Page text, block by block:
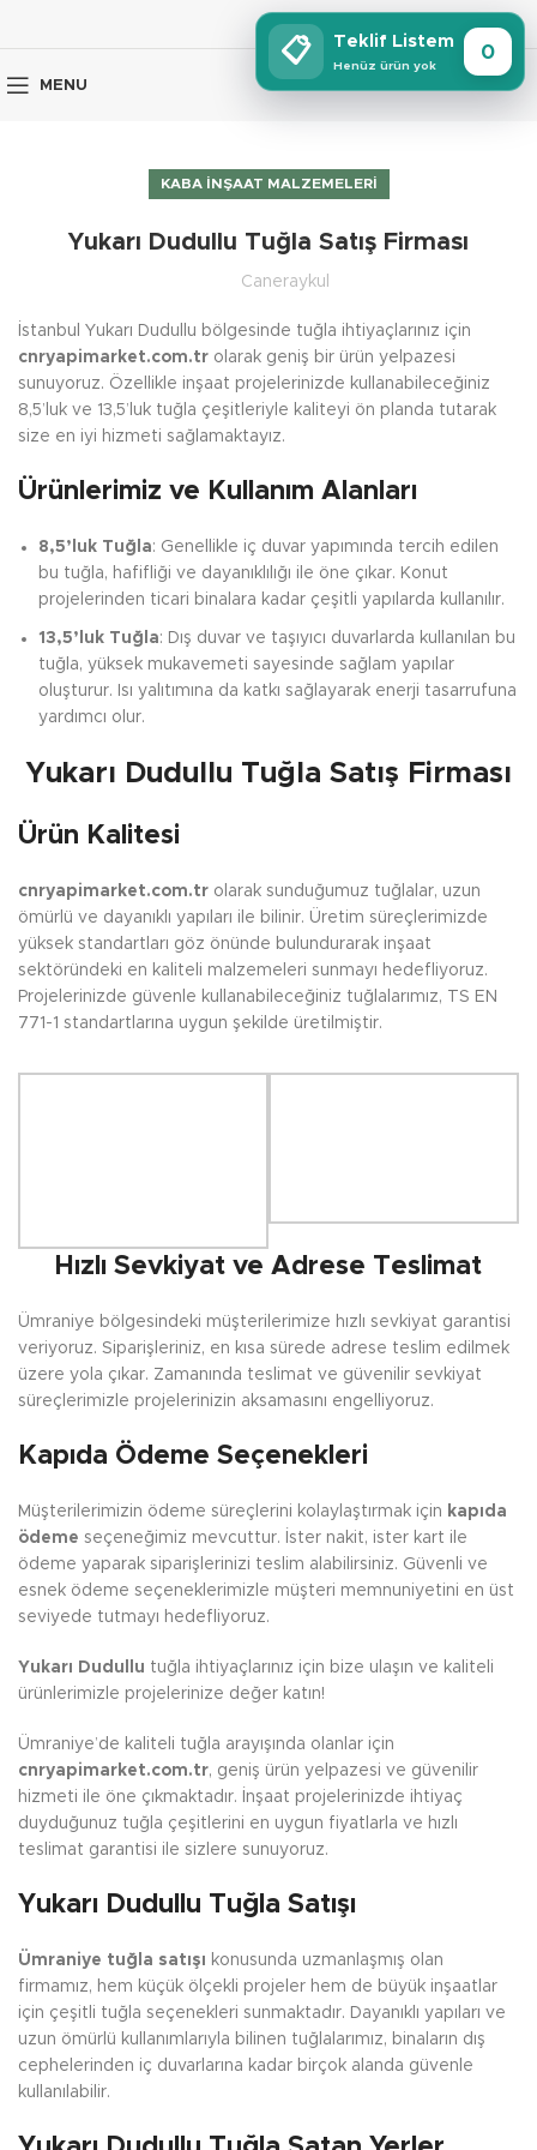
MENU
KABA İNŞAAT MALZEMELERI
Yukarı Dudullu Tuğla Satış Firması
Caneraykul
İstanbul Yukarı Dudullu bölgesinde tuğla ihtiyaçlarınız için
cnryapimarket.com.tr olarak geniş bir ürün yelpazesi
sunuyoruz. Özellikle inşaat projelerinizde kullanabileceğiniz
8,5’luk ve 13,5’luk tuğla çeşitleriyle kaliteyi ön planda tutarak
size en iyi hizmeti sağlamaktayız.
Ürünlerimiz ve Kullanım Alanları
8,5’luk Tuğla: Genellikle iç duvar yapımında tercih edilen
bu tuğla, hafifliği ve dayanıklılığı ile öne çıkar. Konut
projelerinden ticari binalara kadar çeşitli yapılarda kullanılır.
13,5’luk Tuğla: Dış duvar ve taşıyıcı duvarlarda kullanılan bu
tuğla, yüksek mukavemeti sayesinde sağlam yapılar
oluşturur. Isı yalıtımına da katkı sağlayarak enerji tasarrufuna
yardımcı olur.
Yukarı Dudullu Tuğla Satış Firması
Ürün Kalitesi
cnryapimarket.com.tr olarak sunduğumuz tuğlalar, uzun
ömürlü ve dayanıklı yapıları ile bilinir. Üretim süreçlerimizde
yüksek standartları göz önünde bulundurarak inşaat
sektöründeki en kaliteli malzemeleri sunmayı hedefliyoruz.
Projelerinizde güvenle kullanabileceğiniz tuğlalarımız, TS EN
771-1 standartlarına uygun şekilde üretilmiştir.
Hızlı Sevkiyat ve Adrese Teslimat
Ümraniye bölgesindeki müşterilerimize hızlı sevkiyat garantisi
veriyoruz. Siparişleriniz, en kısa sürede adrese teslim edilmek
üzere yola çıkar. Zamanında teslimat ve güvenilir sevkiyat
süreçlerimizle projelerinizin aksamasını engelliyoruz.
Kapıda Ödeme Seçenekleri
Müşterilerimizin ödeme süreçlerini kolaylaştırmak için kapıda
ödeme seçeneğimiz mevcuttur. İster nakit, ister kart ile
ödeme yaparak siparişlerinizi teslim alabilirsiniz. Güvenli ve
esnek ödeme seçeneklerimizle müşteri memnuniyetini en üst
seviyede tutmayı hedefliyoruz.
Yukarı Dudullu tuğla ihtiyaçlarınız için bize ulaşın ve kaliteli
ürünlerimizle projelerinize değer katın!
Ümraniye’de kaliteli tuğla arayışında olanlar için
cnryapimarket.com.tr, geniş ürün yelpazesi ve güvenilir
hizmeti ile öne çıkmaktadır. İnşaat projelerinizde ihtiyaç
duyduğunuz tuğla çeşitlerini en uygun fiyatlarla ve hızlı
teslimat garantisi ile sizlere sunuyoruz.
Yukarı Dudullu Tuğla Satışı
Ümraniye tuğla satışı konusunda uzmanlaşmış olan
firmamız, hem küçük ölçekli projeler hem de büyük inşaatlar
için çeşitli tuğla seçenekleri sunmaktadır. Dayanıklı yapıları ve
uzun ömürlü kullanımlarıyla bilinen tuğlalarımız, binaların dış
cephelerinden iç duvarlarına kadar birçok alanda güvenle
kullanılabilir.
📋 Teklif Listem
Henüz ürün yok
0